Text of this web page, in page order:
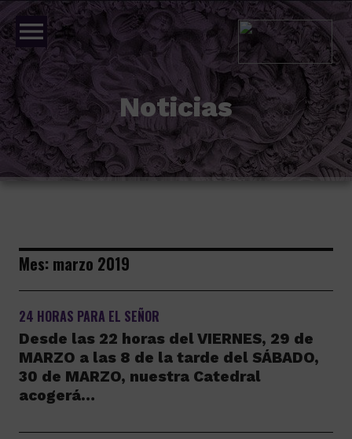
menu
Noticias
Mes: marzo 2019
24 HORAS PARA EL SEÑOR
Desde las 22 horas del VIERNES, 29 de
MARZO a las 8 de la tarde del SÁBADO,
30 de MARZO, nuestra Catedral
acogerá…